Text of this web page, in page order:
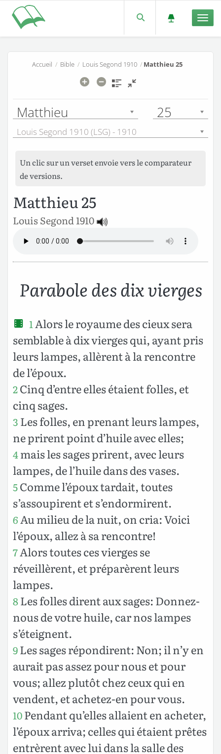
Accueil / Bible/ Louis Segond 1910/ Matthieu 25
Matthieu 25
Louis Segond 1910 (LSG) - 1910
Un clic sur un verset envoie vers le comparateur
de versions.
Matthieu 25
Louis Segond 1910
Parabole des dix vierges
1 Alors le royaume des cieux sera
semblable à dix vierges qui, ayant pris
leurs lampes, allèrent à la rencontre
de l’époux.
2Cinq d’entre elles étaient folles, et
cinq sages.
3 Les folles, en prenant leurs lampes,
ne prirent point d’huile avec elles;
4mais les sages prirent, avec leurs
lampes, de l’huile dans des vases.
5Comme l’époux tardait, toutes
s’assoupirent et s’endormirent.
6Au milieu de la nuit, on cria: Voici
l’époux, allez à sa rencontre!
7Alors toutes ces vierges se
réveillèrent, et préparèrent leurs
lampes.
8Les folles dirent aux sages: Donnez-
nous de votre huile, car nos lampes
s’éteignent.
9Les sages répondirent: Non; il n’y en
aurait pas assez pour nous et pour
vous; allez plutôt chez ceux qui en
vendent, et achetez-en pour vous.
10Pendant qu’elles allaient en acheter,
l’époux arriva; celles qui étaient prêtes
entrèrent avec lui dans la salle des